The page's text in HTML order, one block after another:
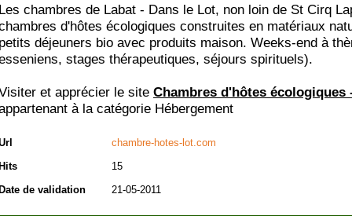
chambres de Labat - Dans le Lot, non loin de St Cirq
d'hôtes écologiques construites en matériaux
déjeuners bio avec produits maison. Weeks-end à
stages thérapeutiques, séjours spirituels).
et apprécier le site Chambres d'hôtes écologiques
à la catégorie Hébergement
chambre-hotes-lot.com
15
de validation
21-05-2011